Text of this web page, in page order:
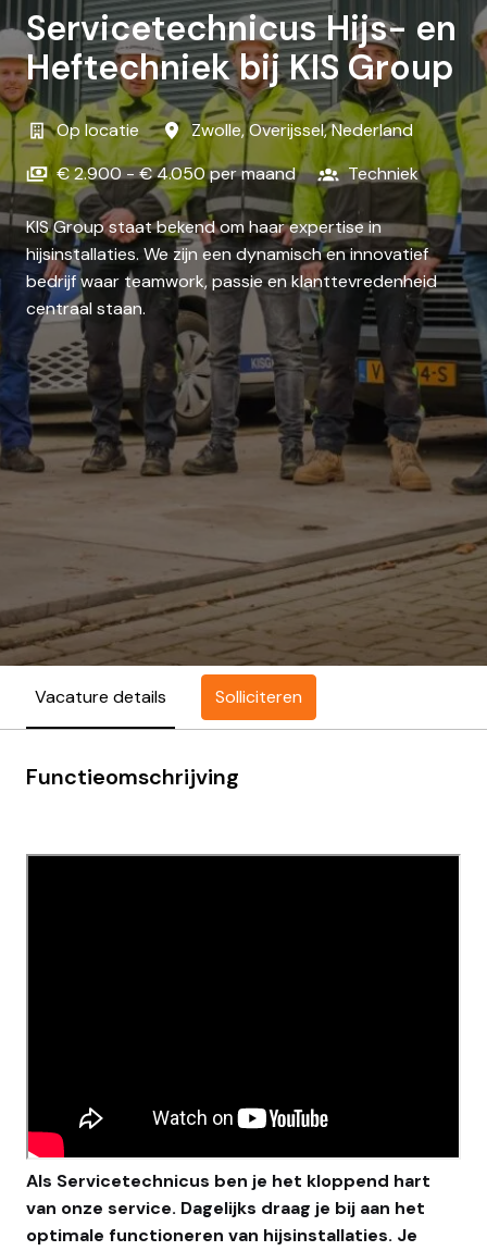
Servicetechnicus Hijs- en
Heftechniek bij KIS Group
Op locatie Zwolle,Overijssel,Nederland
€ 2.900 - € 4.050 per maand
Techniek
KIS Group staat bekend om haar expertise in
hijsinstallaties. We zijn een dynamisch en innovatief
bedrijf waar teamwork, passie en klanttevredenheid
centraal staan.
Vacature details Solliciteren
Functieomschrijving
Als Servicetechnicus ben je het kloppend hart
van onze service. Dagelijks draag je bij aan het
optimale functioneren van hijsinstallaties. Je